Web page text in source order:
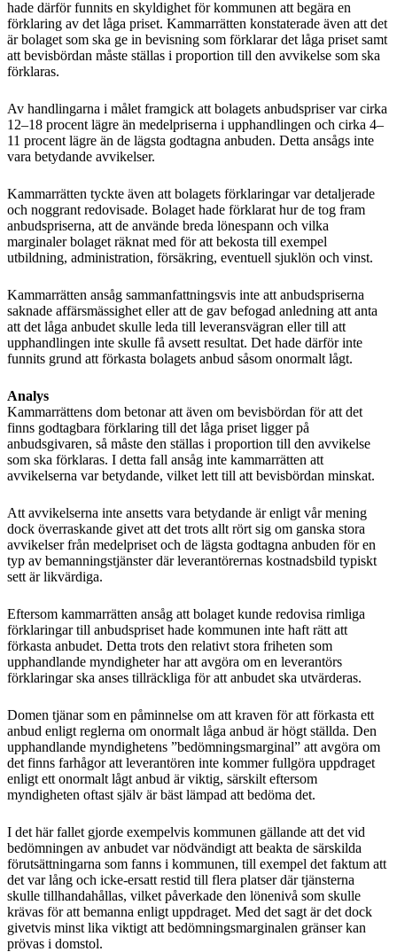
hade därför funnits en skyldighet för kommunen att begära en
förklaring av det låga priset. Kammarrätten konstaterade även att det
är bolaget som ska ge in bevisning som förklarar det låga priset samt
att bevisbördan måste ställas i proportion till den avvikelse som ska
förklaras.
Av handlingarna i målet framgick att bolagets anbudspriser var cirka
12–18 procent lägre än medelpriserna i upphandlingen och cirka 4–
11 procent lägre än de lägsta godtagna anbuden. Detta ansågs inte
vara betydande avvikelser.
Kammarrätten tyckte även att bolagets förklaringar var detaljerade
och noggrant redovisade. Bolaget hade förklarat hur de tog fram
anbudspriserna, att de använde breda lönespann och vilka
marginaler bolaget räknat med för att bekosta till exempel
utbildning, administration, försäkring, eventuell sjuklön och vinst.
Kammarrätten ansåg sammanfattningsvis inte att anbudspriserna
saknade affärsmässighet eller att de gav befogad anledning att anta
att det låga anbudet skulle leda till leveransvägran eller till att
upphandlingen inte skulle få avsett resultat. Det hade därför inte
funnits grund att förkasta bolagets anbud såsom onormalt lågt.
Analys
Kammarrättens dom betonar att även om bevisbördan för att det
finns godtagbara förklaring till det låga priset ligger på
anbudsgivaren, så måste den ställas i proportion till den avvikelse
som ska förklaras. I detta fall ansåg inte kammarrätten att
avvikelserna var betydande, vilket lett till att bevisbördan minskat.
Att avvikelserna inte ansetts vara betydande är enligt vår mening
dock överraskande givet att det trots allt rört sig om ganska stora
avvikelser från medelpriset och de lägsta godtagna anbuden för en
typ av bemanningstjänster där leverantörernas kostnadsbild typiskt
sett är likvärdiga.
Eftersom kammarrätten ansåg att bolaget kunde redovisa rimliga
förklaringar till anbudspriset hade kommunen inte haft rätt att
förkasta anbudet. Detta trots den relativt stora friheten som
upphandlande myndigheter har att avgöra om en leverantörs
förklaringar ska anses tillräckliga för att anbudet ska utvärderas.
Domen tjänar som en påminnelse om att kraven för att förkasta ett
anbud enligt reglerna om onormalt låga anbud är högt ställda. Den
upphandlande myndighetens ”bedömningsmarginal” att avgöra om
det finns farhågor att leverantören inte kommer fullgöra uppdraget
enligt ett onormalt lågt anbud är viktig, särskilt eftersom
myndigheten oftast själv är bäst lämpad att bedöma det.
I det här fallet gjorde exempelvis kommunen gällande att det vid
bedömningen av anbudet var nödvändigt att beakta de särskilda
förutsättningarna som fanns i kommunen, till exempel det faktum att
det var lång och icke-ersatt restid till flera platser där tjänsterna
skulle tillhandahållas, vilket påverkade den lönenivå som skulle
krävas för att bemanna enligt uppdraget. Med det sagt är det dock
givetvis minst lika viktigt att bedömningsmarginalen gränser kan
prövas i domstol.